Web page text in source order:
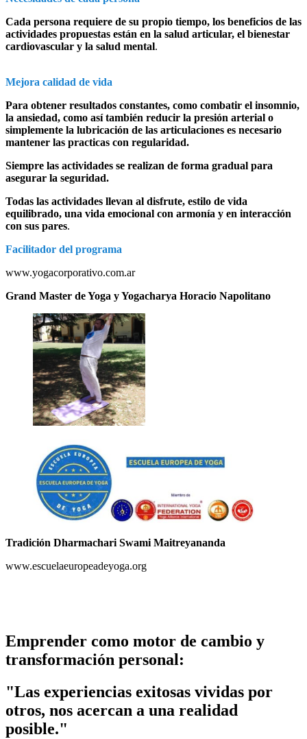
Cada persona requiere de su propio tiempo, los beneficios de las
actividades propuestas están en la salud articular, el bienestar
cardiovascular y la salud mental.
Mejora calidad de vida
Para obtener resultados constantes, como combatir el insomnio,
la ansiedad, como así también reducir la presión arterial o
simplemente la lubricación de las articulaciones es necesario
mantener las practicas con regularidad.
Siempre las actividades se realizan de forma gradual para
asegurar la seguridad.
Todas las actividades llevan al disfrute, estilo de vida
equilibrado, una vida emocional con armonía y en interacción
con sus pares.
Facilitador del programa
www.yogacorporativo.com.ar
Grand Master de Yoga y Yogacharya Horacio Napolitano
Tradición Dharmachari Swami Maitreyananda
www.escuelaeuropeadeyoga.org
Emprender como motor de cambio y
transformación personal:
"Las experiencias exitosas vividas por
otros, nos acercan a una realidad
posible."